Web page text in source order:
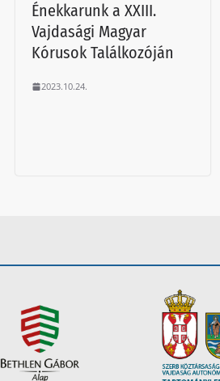
Énekkarunk a XXIII.
Vajdasági Magyar
Kórusok Találkozóján
2023.10.24.